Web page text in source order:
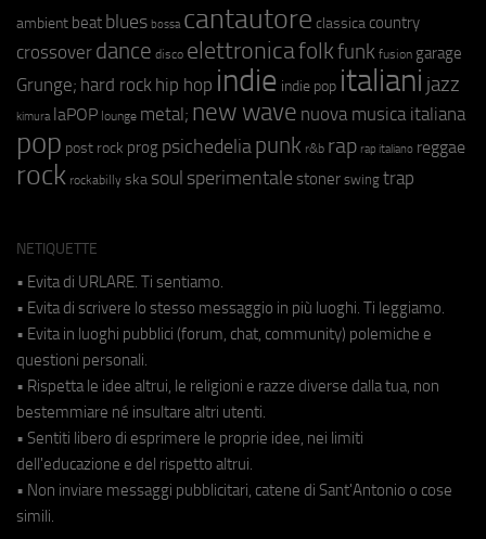
ambient beat blues bossa cantautore classica country
crossover dance disco elettronicafolkfunk fusion garage
Grunge; hard rock hip hop indie indie pop italiani jazz
kimura laPOP lounge metal; new wave nuova musica italiana
pop post rock prog psichedeliapunk r&b rap rap italiano reggae
rock rockabilly ska soul sperimentale stoner swing trap
NETIQUETTE
• Evita di URLARE. Ti sentiamo.
• Evita di scrivere lo stesso messaggio in più luoghi. Ti leggiamo.
• Evita in luoghi pubblici (forum, chat, community) polemiche e
questioni personali.
• Rispetta le idee altrui, le religioni e razze diverse dalla tua, non
bestemmiare né insultare altri utenti.
• Sentiti libero di esprimere le proprie idee, nei limiti
dell'educazione e del rispetto altrui.
• Non inviare messaggi pubblicitari, catene di Sant'Antonio o cose
simili.